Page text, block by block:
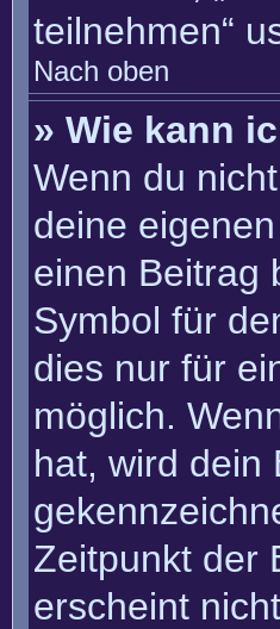
teilnehmen“
Nach oben
» Wie kann
Wenn du
deine
einen Beitrag
Symbol für
dies nur für
möglich.
hat, wird dein
Zeitpunkt der
erscheint